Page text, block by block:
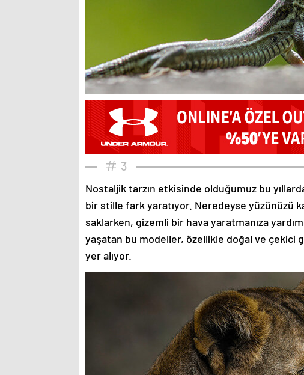
3
Nostaljik tarzın etkisinde olduğumuz bu
bir stille fark yaratıyor. Neredeyse yüzünüzü
saklarken, gizemli bir hava yaratmanıza
yaşatan bu modeller, özellikle doğal ve çekici
yer alıyor.